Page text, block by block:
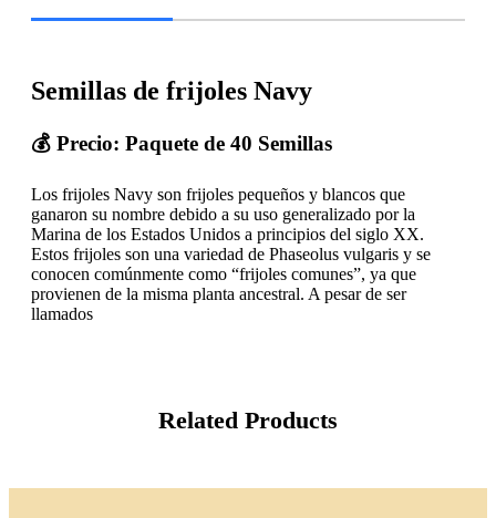
Semillas de frijoles Navy
💰 Precio: Paquete de 40 Semillas
Los frijoles Navy son frijoles pequeños y blancos que
ganaron su nombre debido a su uso generalizado por la
Marina de los Estados Unidos a principios del siglo XX.
Estos frijoles son una variedad de Phaseolus vulgaris y se
conocen comúnmente como “frijoles comunes”, ya que
provienen de la misma planta ancestral. A pesar de ser
llamados
Related Products